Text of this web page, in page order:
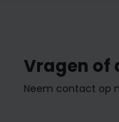
Vragen of
Neem contact op